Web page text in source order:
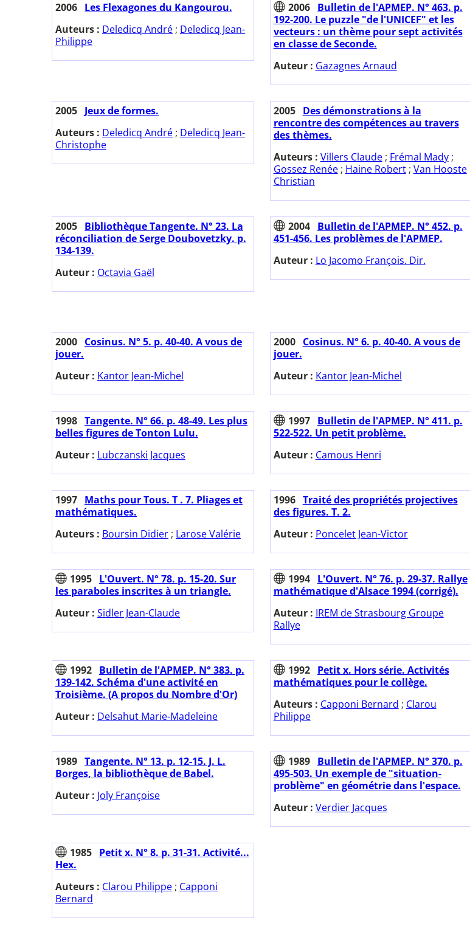
2006 Les Flexagones du Kangourou.
Auteurs : Deledicq André ; Deledicq Jean-
Philippe
2006
Bulletin de l'APMEP. N° 463. p.
192-200. Le puzzle "de l'UNICEF" et les
vecteurs : un thème pour sept activités
en classe de Seconde.
Auteur : Gazagnes Arnaud
2005 Jeux de formes.
Auteurs : Deledicq André ; Deledicq Jean-
Christophe
2005
Des démonstrations à la
rencontre des compétences au travers
des thèmes.
Auteurs : Villers Claude; Frémal Mady;
Gossez Renée; Haine Robert; Van Hooste
Christian
2005 Bibliothèque Tangente. N° 23. La
réconciliation de Serge Doubovetzky. p.
134-139.
Auteur : Octavia Gaël
2004
Bulletin de l'APMEP. N° 452. p.
451-456. Les problèmes de l'APMEP.
Auteur : Lo Jacomo François. Dir.
2000 Cosinus. N° 5. p. 40-40. A vous de
jouer.
Auteur : Kantor Jean-Michel
2000
Cosinus. N° 6. p. 40-40. A vous de
jouer.
Auteur : Kantor Jean-Michel
1998 Tangente. N° 66. p. 48-49. Les plus
belles figures de Tonton Lulu.
Auteur : Lubczanski Jacques
1997
Bulletin de l'APMEP. N° 411. p.
522-522. Un petit problème.
Auteur : Camous Henri
1997 Maths pour Tous. T . 7. Pliages et
mathématiques.
Auteurs : Boursin Didier ; Larose Valérie
1996 Traité des propriétés projectives
des figures. T. 2.
Auteur : Poncelet Jean-Victor
1995 L'Ouvert. N° 78. p. 15-20. Sur
les paraboles inscrites à un triangle.
Auteur : Sidler Jean-Claude
1994
L'Ouvert. N° 76. p. 29-37. Rallye
mathématique d'Alsace 1994 (corrigé).
Auteur : IREM de Strasbourg Groupe
Rallye
1992 Bulletin de l'APMEP. N° 383. p.
139-142. Schéma d'une activité en
Troisième. (A propos du Nombre d'Or)
Auteur : Delsahut Marie-Madeleine
1992
Petit x. Hors série. Activités
mathématiques pour le collège.
Auteurs : Capponi Bernard ; Clarou
Philippe
1989 Tangente. N° 13. p. 12-15. J. L.
Borges, la bibliothèque de Babel.
Auteur : Joly Françoise
1989
Bulletin de l'APMEP. N° 370. p.
495-503. Un exemple de "situation-
problème" en géométrie dans l'espace.
Auteur : Verdier Jacques
1985 Petit x. N° 8. p. 31-31. Activité...
Hex.
Auteurs : Clarou Philippe ; Capponi
Bernard